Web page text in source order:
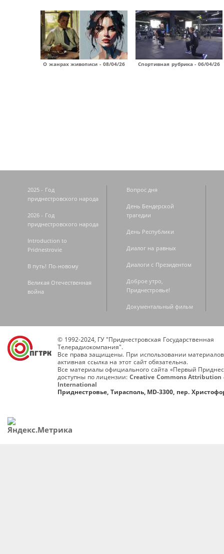
О жанрах живописи - 08/04/26 Спортивная рубрика - 06/04/26
2025 - Год
приднестровского народа
2026 - Год
приднестровского народа
Introduction to
Pridnestrovie
В путь! По-новому
Великая Отечественная
война
Вопрос дня
День Бендерской
трагедии
День Республики
Диалог на равных
Диалоги с Президентом
Доброе утро,
Приднестровье!
Документальный фильм
© 1992-2024, ГУ "Приднестровская Государственная
Телерадиокомпания".
Все права защищены. При использовании
активная ссылка на этот сайт обязательна.
Все материалы официального сайта «Первый
доступны по лицензии: Creative Commons Attribution
International
Приднестровье, Тирасполь, MD-3300, пер.